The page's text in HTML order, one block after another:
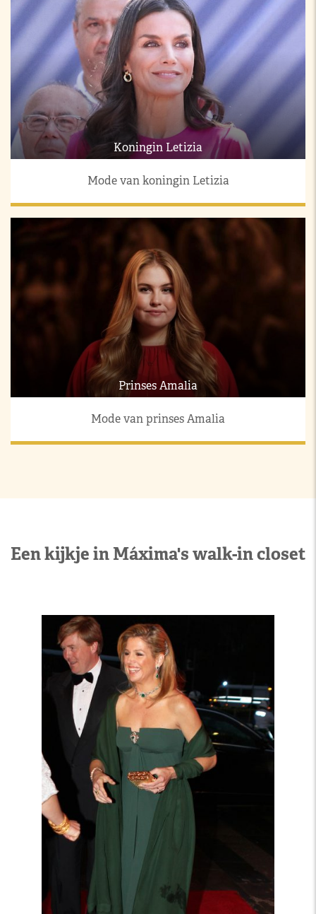
Koningin Letizia
Mode van koningin Letizia
Prinses Amalia
Mode van prinses Amalia
Een kijkje in Máxima's walk-in closet